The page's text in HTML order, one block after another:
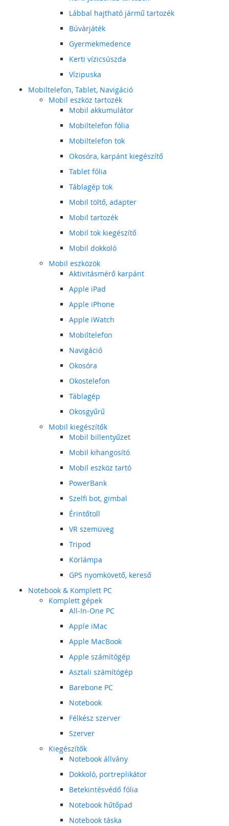
Lábbal hajtható jármű tartozék
Búvárjáték
Gyermekmedence
Kerti vízicsúszda
Vízipuska
Mobiltelefon, Tablet, Navigáció
Mobil eszköz tartozék
Mobil akkumulátor
Mobiltelefon fólia
Mobiltelefon tok
Okosóra, karpánt kiegészítő
Tablet fólia
Táblagép tok
Mobil töltő, adapter
Mobil tartozék
Mobil tok kiegészítő
Mobil dokkoló
Mobil eszközök
Aktivitásmérő karpánt
Apple iPad
Apple iPhone
Apple iWatch
Mobiltelefon
Navigáció
Okosóra
Okostelefon
Táblagép
Okosgyűrű
Mobil kiegészítők
Mobil billentyűzet
Mobil kihangosító
Mobil eszköz tartó
PowerBank
Szelfi bot, gimbal
Érintőtoll
VR szemüveg
Tripod
Körlámpa
GPS nyomkövető, kereső
Notebook & Komplett PC
Komplett gépek
All-In-One PC
Apple iMac
Apple MacBook
Apple számítógép
Asztali számítógép
Barebone PC
Notebook
Félkész szerver
Szerver
Kiegészítők
Notebook állvány
Dokkoló, portreplikátor
Betekintésvédő fólia
Notebook hűtőpad
Notebook táska